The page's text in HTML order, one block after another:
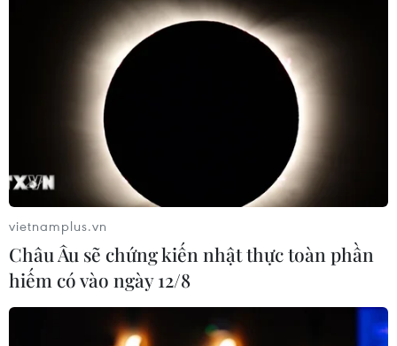
vietnamplus.vn
Châu Âu sẽ chứng kiến nhật thực toàn phần
hiếm có vào ngày 12/8